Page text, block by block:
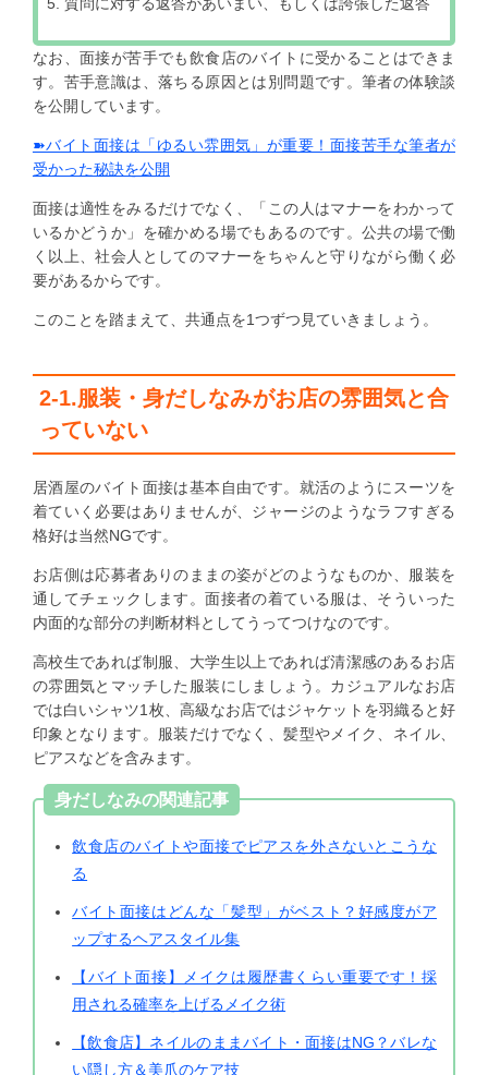
なお、面接が苦手でも飲食店のバイトに受かることはできま
す。苦手意識は、落ちる原因とは別問題です。筆者の体験談
を公開しています。
➽バイト面接は「ゆるい雰囲気」が重要！面接苦手な筆者が
受かった秘訣を公開
面接は適性をみるだけでなく、「この人はマナーをわかって
いるかどうか」を確かめる場でもあるのです。公共の場で働
く以上、社会人としてのマナーをちゃんと守りながら働く必
要があるからです。
このことを踏まえて、共通点を1つずつ見ていきましょう。
2-1.服装・身だしなみがお店の雰囲気と合
っていない
居酒屋のバイト面接は基本自由です。就活のようにスーツを
着ていく必要はありませんが、ジャージのようなラフすぎる
格好は当然NGです。
お店側は応募者ありのままの姿がどのようなものか、服装を
通してチェックします。面接者の着ている服は、そういった
内面的な部分の判断材料としてうってつけなのです。
高校生であれば制服、大学生以上であれば清潔感のあるお店
の雰囲気とマッチした服装にしましょう。カジュアルなお店
では白いシャツ1枚、高級なお店ではジャケットを羽織ると好
印象となります。服装だけでなく、髪型やメイク、ネイル、
ピアスなどを含みます。
身だしなみの関連記事
飲食店のバイトや面接でピアスを外さないとこうな
る
バイト面接はどんな「髪型」がベスト？好感度がア
ップするヘアスタイル集
【バイト面接】メイクは履歴書くらい重要です！採
用される確率を上げるメイク術
【飲食店】ネイルのままバイト・面接はNG？バレな
い隠し方＆美爪のケア技